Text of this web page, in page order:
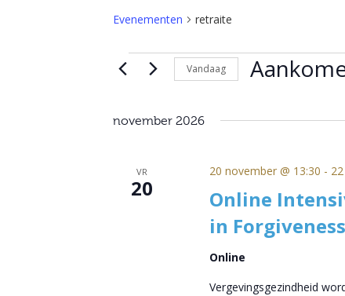
Evenementen retraite
Evenementen
Vandaag
november 2026
VR
20
Online
in
20 november @ 13:30 -
Online
Vergevingsgezindheid